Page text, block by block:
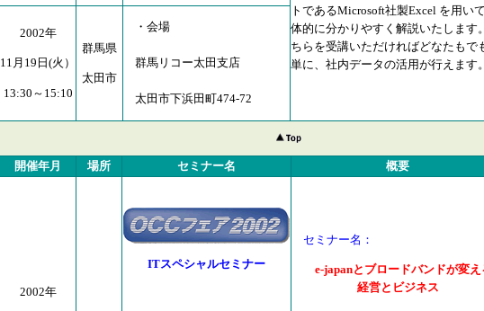
トであるMicrosoft社製Excel を用い
体的に分かりやすく解説いたします
ちらを受講いただければどなたもで
単に、社内データの活用が行えます。
2002年
11月19日(火）
13:30～15:10
群馬県
太田市
・会場
群馬リコー太田支店
太田市下浜田町474-72
開催年月 場所 セミナー名 概要
2002年
ITスペシャルセミナー
セミナー名：
e-japanとブロードバンドが変え
経営とビジネス